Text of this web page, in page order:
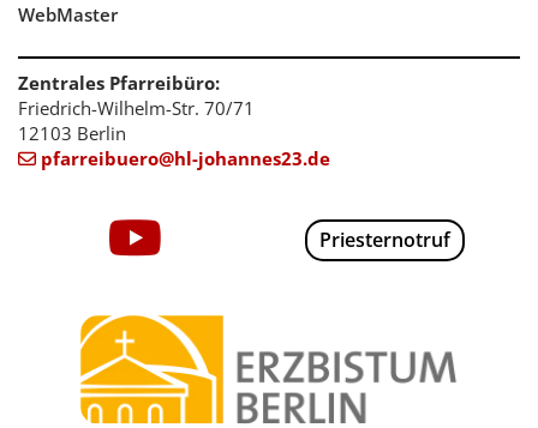
WebMaster
Zentrales Pfarreibüro:
Friedrich-Wilhelm-Str. 70/71
12103 Berlin
 pfarreibuero@hl-johannes23.de
Priesternotruf